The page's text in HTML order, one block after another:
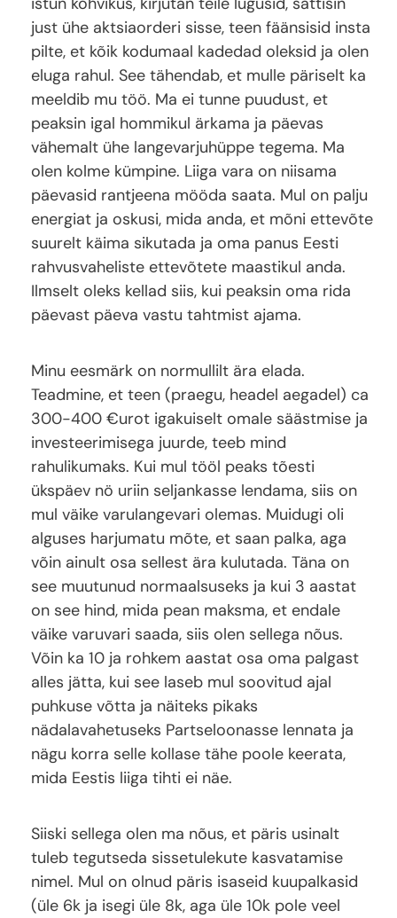
just ühe aktsiaorderi sisse, teen fäänsisid insta
pilte, et kõik kodumaal kadedad oleksid ja olen
eluga rahul. See tähendab, et mulle päriselt ka
meeldib mu töö. Ma ei tunne puudust, et
peaksin igal hommikul ärkama ja päevas
vähemalt ühe langevarjuhüppe tegema. Ma
olen kolme kümpine. Liiga vara on niisama
päevasid rantjeena mööda saata. Mul on palju
energiat ja oskusi, mida anda, et mõni ettevõte
suurelt käima sikutada ja oma panus Eesti
rahvusvaheliste ettevõtete maastikul anda.
Ilmselt oleks kellad siis, kui peaksin oma rida
päevast päeva vastu tahtmist ajama.
Minu eesmärk on normullilt ära elada.
Teadmine, et teen (praegu, headel aegadel) ca
300-400 €urot igakuiselt omale säästmise ja
investeerimisega juurde, teeb mind
rahulikumaks. Kui mul tööl peaks tõesti
ükspäev nö uriin seljankasse lendama, siis on
mul väike varulangevari olemas. Muidugi oli
alguses harjumatu mõte, et saan palka, aga
võin ainult osa sellest ära kulutada. Täna on
see muutunud normaalsuseks ja kui 3 aastat
on see hind, mida pean maksma, et endale
väike varuvari saada, siis olen sellega nõus.
Võin ka 10 ja rohkem aastat osa oma palgast
alles jätta, kui see laseb mul soovitud ajal
puhkuse võtta ja näiteks pikaks
nädalavahetuseks Partseloonasse lennata ja
nägu korra selle kollase tähe poole keerata,
mida Eestis liiga tihti ei näe.
Siiski sellega olen ma nõus, et päris usinalt
tuleb tegutseda sissetulekute kasvatamise
nimel. Mul on olnud päris isaseid kuupalkasid
(üle 6k ja isegi üle 8k, aga üle 10k pole veel